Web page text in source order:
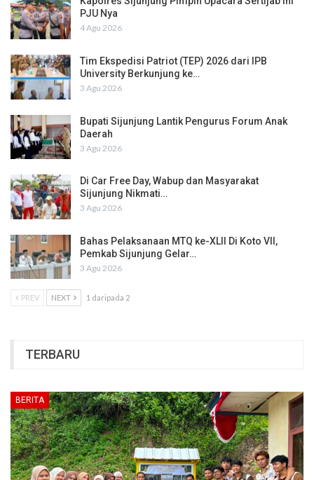
PJU Nya
4 Agu 2026
Tim Ekspedisi Patriot (TEP) 2026 dari IPB
University Berkunjung ke…
3 Agu 2026
Bupati Sijunjung Lantik Pengurus Forum Anak
Daerah
3 Agu 2026
Di Car Free Day, Wabup dan Masyarakat
Sijunjung Nikmati…
3 Agu 2026
Bahas Pelaksanaan MTQ ke-XLII Di Koto VII,
Pemkab Sijunjung Gelar…
3 Agu 2026
PREV NEXT 1 daripada 2
TERBARU
BERITA